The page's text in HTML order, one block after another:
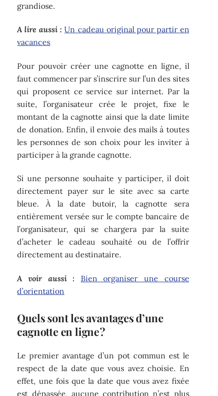
grandiose.
A lire aussi : Un cadeau original pour partir en
vacances
Pour pouvoir créer une cagnotte en ligne, il
faut commencer par s’inscrire sur l’un des sites
qui proposent ce service sur internet. Par la
suite, l’organisateur crée le projet, fixe le
montant de la cagnotte ainsi que la date limite
de donation. Enfin, il envoie des mails à toutes
les personnes de son choix pour les inviter à
participer à la grande cagnotte.
Si une personne souhaite y participer, il doit
directement payer sur le site avec sa carte
bleue. À la date butoir, la cagnotte sera
entièrement versée sur le compte bancaire de
l’organisateur, qui se chargera par la suite
d’acheter le cadeau souhaité ou de l’offrir
directement au destinataire.
A voir aussi :
Bien organiser une course
d’orientation
Quels sont les avantages d’une
cagnotte en ligne ?
Le premier avantage d’un pot commun est le
respect de la date que vous avez choisie. En
effet, une fois que la date que vous avez fixée
est dépassée, aucune contribution n’est plus